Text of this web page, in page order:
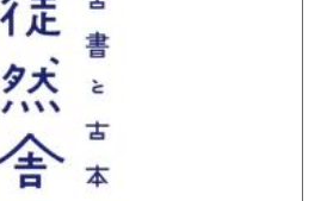
300円 大分県
300円 鹿児島県
300円